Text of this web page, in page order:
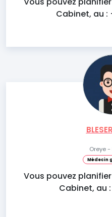
Cabinet, au :
Oreye
Médecin
Vous pouvez
Cabinet, au